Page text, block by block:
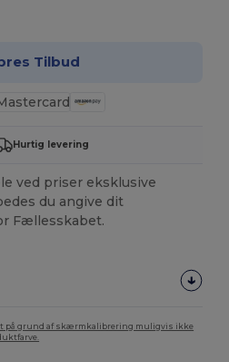
Tilbud
Hurtig levering
ved priser eksklusive
du angive dit
Fællesskabet.
på grund af skærmkalibrering muligvis ikke